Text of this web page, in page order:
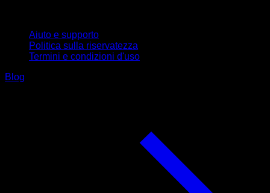
Aiuto e supporto
Politica sulla riservatezza
Termini e condizioni d'uso
Blog